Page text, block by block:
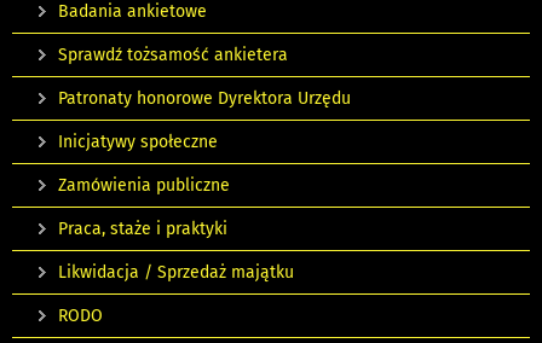
Badania ankietowe
Sprawdź tożsamość ankietera
Patronaty honorowe Dyrektora Urzędu
Inicjatywy społeczne
Zamówienia publiczne
Praca, staże i praktyki
Likwidacja / Sprzedaż majątku
RODO